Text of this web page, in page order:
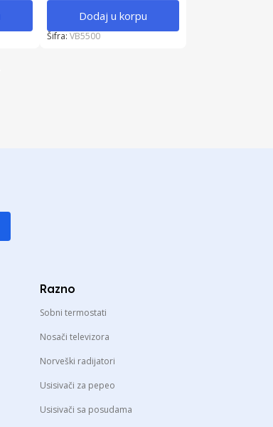
Dodaj u korpu
Šifra: VB5500
Razno
Sobni termostati
Nosači televizora
Norveški radijatori
Usisivači za pepeo
Usisivači sa posudama